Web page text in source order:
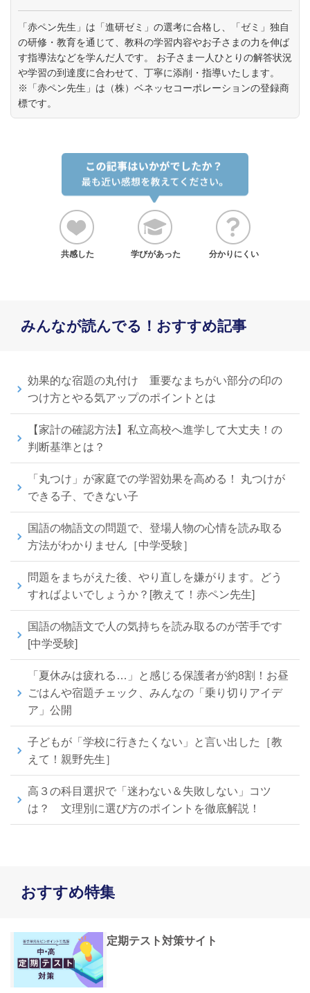
「赤ペン先生」は「進研ゼミ」の選考に合格し、「ゼミ」独自
の研修・教育を通じて、教科の学習内容やお子さまの力を伸ば
す指導法などを学んだ人です。 お子さま一人ひとりの解答状況
や学習の到達度に合わせて、丁寧に添削・指導いたします。
※「赤ペン先生」は（株）ベネッセコーポレーションの登録商
標です。
共感した 学びがあった 分かりにくい
みんなが読んでる！おすすめ記事
効果的な宿題の丸付け 重要なまちがい部分の印の
つけ方とやる気アップのポイントとは
【家計の確認方法】私立高校へ進学して大丈夫！の
判断基準とは？
「丸つけ」が家庭での学習効果を高める！ 丸つけが
できる子、できない子
国語の物語文の問題で、登場人物の心情を読み取る
方法がわかりません［中学受験］
問題をまちがえた後、やり直しを嫌がります。どう
すればよいでしょうか？[教えて！赤ペン先生]
国語の物語文で人の気持ちを読み取るのが苦手です
[中学受験]
「夏休みは疲れる…」と感じる保護者が約8割！お昼
ごはんや宿題チェック、みんなの「乗り切りアイデ
ア」公開
子どもが「学校に行きたくない」と言い出した［教
えて！親野先生］
高３の科目選択で「迷わない＆失敗しない」コツ
は？ 文理別に選び方のポイントを徹底解説！
おすすめ特集
定期テスト対策サイト